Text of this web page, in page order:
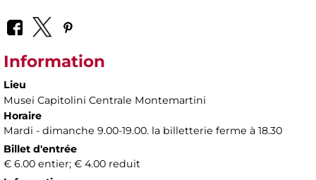
Information
Lieu
Musei Capitolini Centrale Montemartini
Horaire
Mardi - dimanche 9.00-19.00. la billetterie ferme à 18.30
Billet d'entrée
€ 6.00 entier; € 4.00 reduit